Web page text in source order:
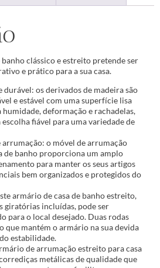
banho clássico e estreito pretende ser
e prático para a sua casa.
durável: os derivados de madeira são
e estável com uma superfície lisa
humidade, deformação e rachadelas,
fiável para uma variedade de
arrumação: o móvel de arrumação
de banho proporciona um amplo
para manter os seus artigos
bem organizados e protegidos do
armário de casa de banho estreito,
giratórias incluídas, pode ser
para o local desejado. Duas rodas
que mantém o armário na sua devida
estabilidade.
de arrumação estreito para casa
metálicas de qualidade que